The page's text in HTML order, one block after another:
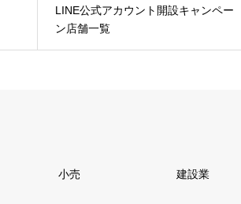
LINE公式アカウント開設キャンペー
ン店舗一覧
小売 建設業